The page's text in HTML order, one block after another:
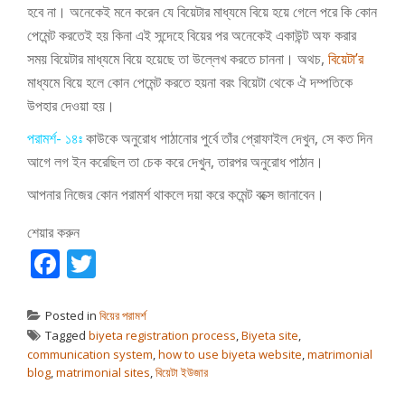
হবে না। অনেকেই মনে করেন যে বিয়েটার মাধ্যমে বিয়ে হয়ে গেলে পরে কি কোন
পেমেন্ট করতেই হয় কিনা এই সন্দেহে বিয়ের পর অনেকেই একাউন্ট অফ করার
সময় বিয়েটার মাধ্যমে বিয়ে হয়েছে তা উল্লেখ করতে চাননা। অথচ, বিয়েটা’র
মাধ্যমে বিয়ে হলে কোন পেমেন্ট করতে হয়না বরং বিয়েটা থেকে ঐ দম্পতিকে
উপহার দেওয়া হয়।
পরামর্শ- ১৪ঃকাউকে অনুরোধ পাঠানোর পুর্বে তাঁর প্রোফাইল দেখুন, সে কত দিন
আগে লগ ইন করেছিল তা চেক করে দেখুন, তারপর অনুরোধ পাঠান।
আপনার নিজের কোন পরামর্শ থাকলে দয়া করে কমেন্ট বক্সে জানাবেন।
শেয়ার করুন
Facebook
Posted in বিয়ের পরামর্শ
Tagged biyeta registration process,Biyeta site,
communication system,how to use biyeta website,matrimonial
blog,matrimonial sites,বিয়েটা ইউজার